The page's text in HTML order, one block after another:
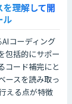
理解して開
ル
コーディング
包括的にサポー
コード補完にと
ースを読み取っ
える点が特徴